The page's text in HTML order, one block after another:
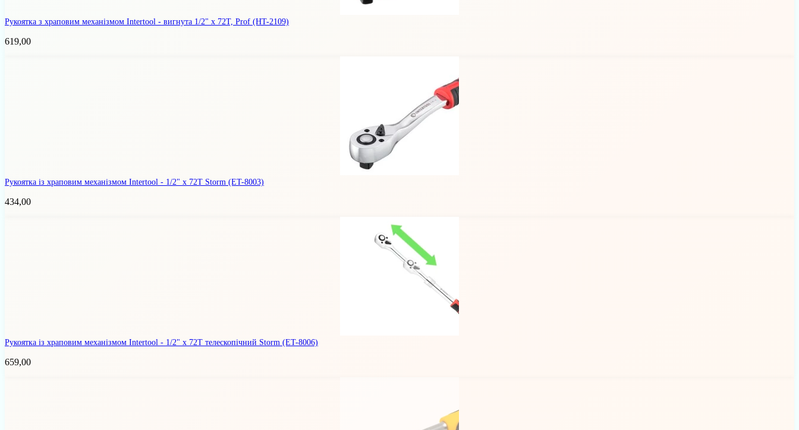
Рукоятка з храповим механізмом Intertool - вигнута 1/2" х 72T, Prof (HT-2109)
619,00
Рукоятка із храповим механізмом Intertool - 1/2" x 72T Storm (ET-8003)
434,00
Рукоятка із храповим механізмом Intertool - 1/2" x 72T телескопічний Storm (ET-8006)
659,00